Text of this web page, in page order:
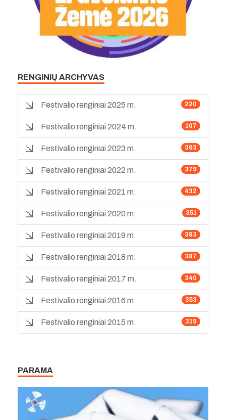
RENGINIŲ ARCHYVAS
220
Festivalio renginiai 2025 m.
107
Festivalio renginiai 2024 m.
363
Festivalio renginiai 2023 m.
379
Festivalio renginiai 2022 m.
432
Festivalio renginiai 2021 m.
351
Festivalio renginiai 2020 m.
383
Festivalio renginiai 2019 m.
387
Festivalio renginiai 2018 m.
340
Festivalio renginiai 2017 m.
353
Festivalio renginiai 2016 m.
319
Festivalio renginiai 2015 m.
PARAMA